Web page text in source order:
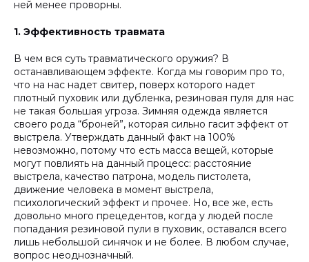
ней менее проворны.
1. Эффективность травмата
В чем вся суть травматического оружия? В
останавливающем эффекте. Когда мы говорим про то,
что на нас надет свитер, поверх которого надет
плотный пуховик или дубленка, резиновая пуля для нас
не такая большая угроза. Зимняя одежда является
своего рода “броней”, которая сильно гасит эффект от
выстрела. Утверждать данный факт на 100%
невозможно, потому что есть масса вещей, которые
могут повлиять на данный процесс: расстояние
выстрела, качество патрона, модель пистолета,
движение человека в момент выстрела,
психологический эффект и прочее. Но, все же, есть
довольно много прецедентов, когда у людей после
попадания резиновой пули в пуховик, оставался всего
лишь небольшой синячок и не более. В любом случае,
вопрос неоднозначный.